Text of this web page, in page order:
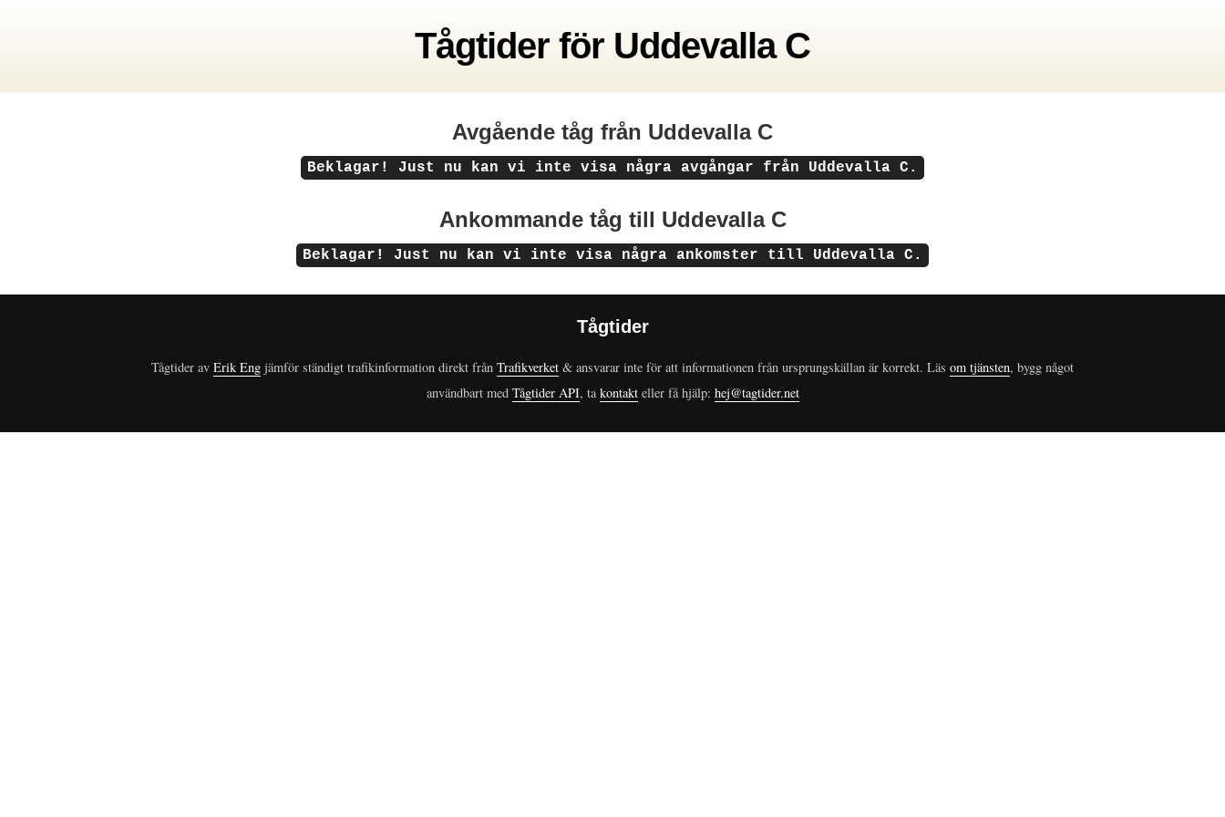
Tågtider för Uddevalla C
Avgående tåg från Uddevalla C
Beklagar! Just nu kan vi inte visa några avgångar från Uddevalla C.
Ankommande tåg till Uddevalla C
Beklagar! Just nu kan vi inte visa några ankomster till Uddevalla C.
Tågtider
Tågtider av Erik Eng jämför ständigt trafikinformation direkt från Trafikverket & ansvarar inte för att informationen från ursprungskällan är korrekt. Läs om tjänsten, bygg något
användbart med Tågtider API, takontakteller få hjälp: hej@tagtider.net